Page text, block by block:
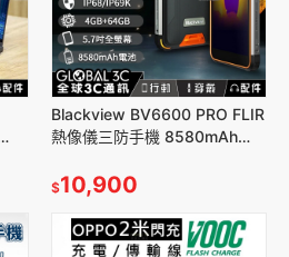
Blackview BV6600 PRO FLIR
熱像儀三防手機 8580mAh
$10,900